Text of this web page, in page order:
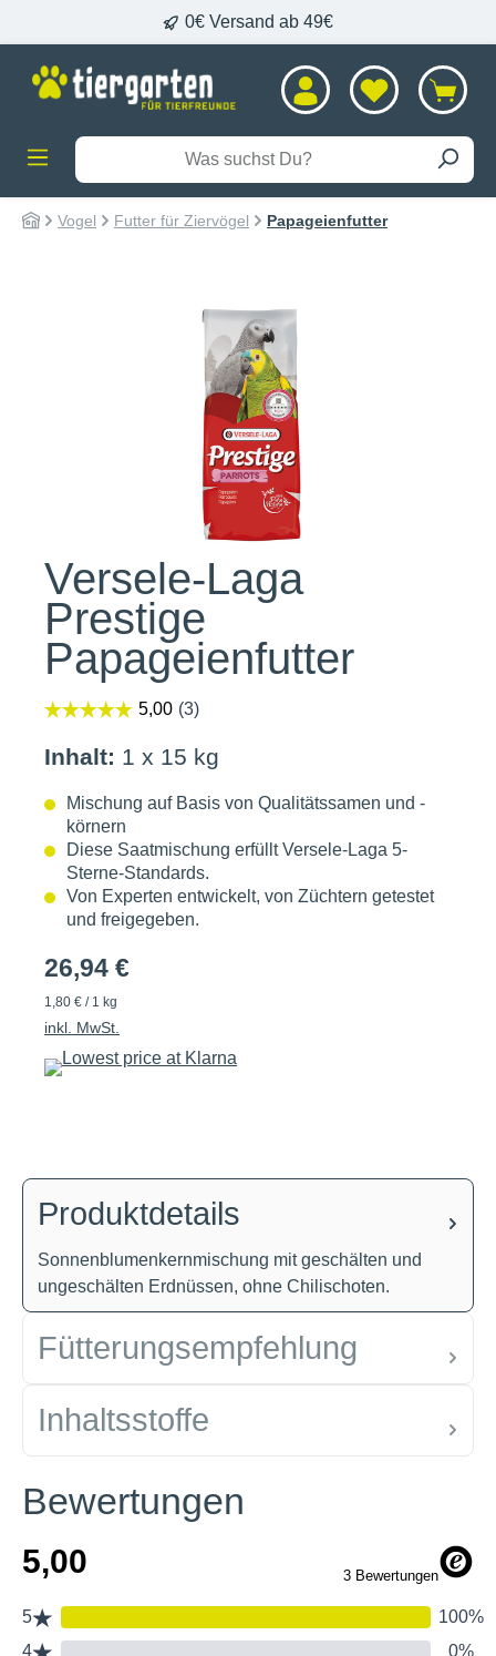
0€ Versand ab 49€
Vogel Futter für Ziervögel Papageienfutter
Versele-Laga
Prestige
Papageienfutter
Inhalt: 1 x 15 kg
Mischung auf Basis von Qualitätssamen und -
körnern
Diese Saatmischung erfüllt Versele-Laga 5-
Sterne-Standards.
Von Experten entwickelt, von Züchtern getestet
und freigegeben.
26,94 €
1,80 € / 1 kg
inkl. MwSt.
Produktdetails
Sonnenblumenkernmischung mit geschälten und
ungeschälten Erdnüssen, ohne Chilischoten.
Fütterungsempfehlung
Inhaltsstoffe
Bewertungen